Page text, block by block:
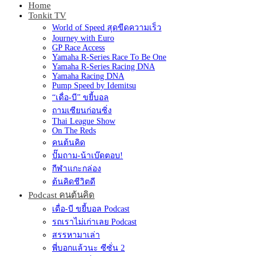
Home
Tonkit TV
World of Speed สุดขีดความเร็ว
Journey with Euro
GP Race Access
Yamaha R-Series Race To Be One
Yamaha R-Series Racing DNA
Yamaha Racing DNA
Pump Speed by Idemitsu
“เดื่อ-บี” ขยี้บอล
ถามเซียนก่อนซิ่ง
Thai League Show
On The Reds
คนต้นคิด
ปั๊มถาม-น้าเบ๊ดตอบ!
กีฬาแกะกล่อง
ต้นคิดชีวิตดี
Podcast คนต้นคิด
เดื่อ-บี ขยี้บอล Podcast
รถเราไม่เก่าเลย Podcast
สรรหามาเล่า
พี่บอกแล้วนะ ซีซั่น 2